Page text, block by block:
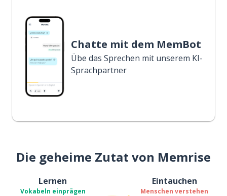
Chatte mit dem MemBot
Übe das Sprechen mit unserem KI-
Sprachpartner
Die geheime Zutat von Memrise
Lernen
Vokabeln einprägen
Eintauchen
Menschen verstehen